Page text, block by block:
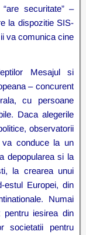
securitate” –
la dispozitie SIS-
va comunica cine
Mesajul si
– concurent
cu persoane
Daca alegerile
observatorii
va conduce la un
depopularea si la
la crearea unui
estul Europei, din
Numai
iesirea din
societatii pentru